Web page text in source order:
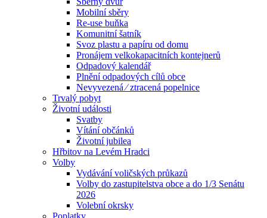
Mobilní sběry
Re-use buňka
Komunitní šatník
Svoz plastu a papíru od domu
Pronájem velkokapacitních kontejnerů
Odpadový kalendář
Plnění odpadových cílů obce
Nevyvezená ⁄ ztracená popelnice
Trvalý pobyt
Životní události
Svatby
Vítání občánků
Životní jubilea
Hřbitov na Levém Hradci
Volby
Vydávání voličských průkazů
Volby do zastupitelstva obce a do 1/3 Senátu
2026
Volební okrsky
Poplatky